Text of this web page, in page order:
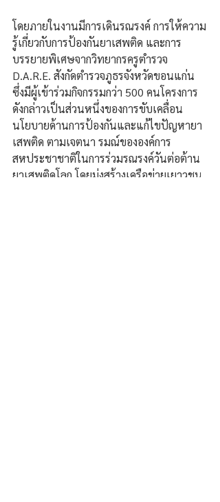
โดยภายในงานมีการเดินรณรงค์ การให้ความ
รู้เกี่ยวกับการป้องกันยาเสพติด และการ
บรรยายพิเศษจากวิทยากรครูตำรวจ
D.A.R.E. สังกัดตำรวจภูธรจังหวัดขอนแก่น
ซึ่งมีผู้เข้าร่วมกิจกรรมกว่า 500 คนโครงการ
ดังกล่าวเป็นส่วนหนึ่งของการขับเคลื่อน
นโยบายด้านการป้องกันและแก้ไขปัญหายา
เสพติด ตามเจตนา รมณ์ขององค์การ
สหประชาชาติในการร่วมรณรงค์วันต่อต้าน
ยาเสพติดโลก โดยมุ่งสร้างเครือข่ายเยาวชน